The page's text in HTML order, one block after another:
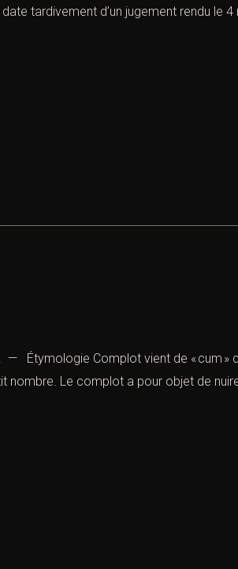
tardivement d’un jugement rendu le
Complot vient de « cum » que
Le complot a pour objet de